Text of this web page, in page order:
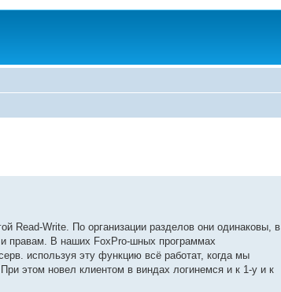
Read-Write. По организации разделов они одинаковы, в
правам. В наших FoxPro-шных программах
используя эту функцию всё работат, когда мы
этом новел клиентом в виндах логинемся и к 1-у и к